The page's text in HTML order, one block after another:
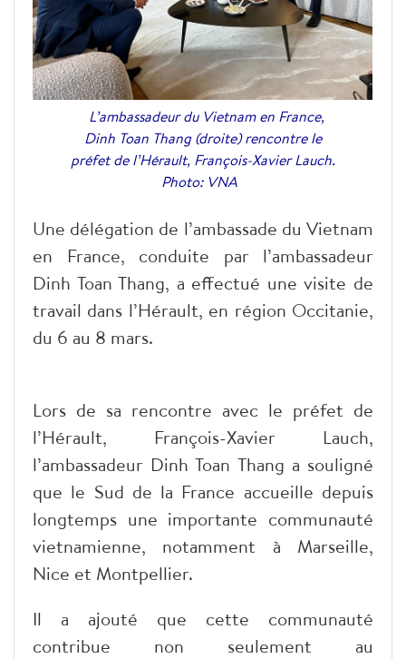
L’ambassadeur du Vietnam en France,
Dinh Toan Thang (droite) rencontre le
préfet de l’Hérault, François-Xavier Lauch.
Photo: VNA
Une délégation de l’ambassade du Vietnam
en France, conduite par l’ambassadeur
Dinh Toan Thang, a effectué une visite de
travail dans l’Hérault, en région Occitanie,
du 6 au 8 mars.
Lors de sa rencontre avec le préfet de
l’Hérault, François-Xavier Lauch,
l’ambassadeur Dinh Toan Thang a souligné
que le Sud de la France accueille depuis
longtemps une importante communauté
vietnamienne, notamment à Marseille,
Nice et Montpellier.
Il a ajouté que cette communauté
contribue non seulement au